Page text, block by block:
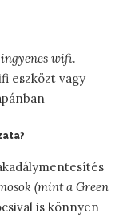
wifi.
eszközt vagy
(mint a Green
is könnyen